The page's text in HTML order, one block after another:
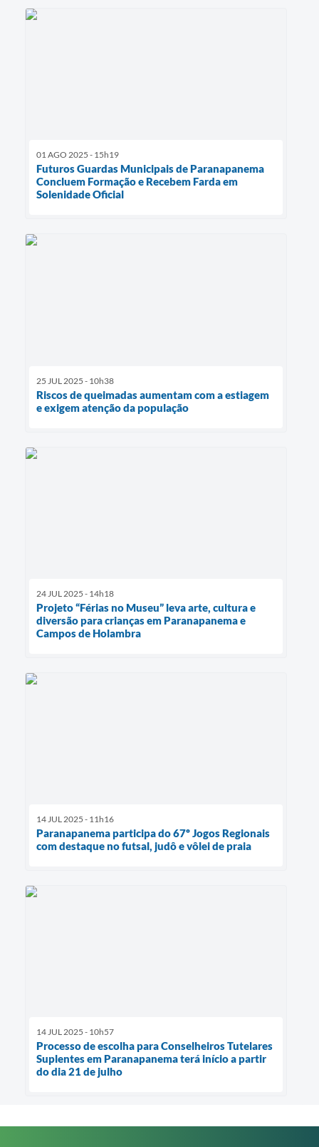
01 AGO 2025 - 15h19
Futuros Guardas Municipais de Paranapanema
Concluem Formação e Recebem Farda em
Solenidade Oficial
25 JUL 2025 - 10h38
Riscos de queimadas aumentam com a estiagem
e exigem atenção da população
24 JUL 2025 - 14h18
Projeto “Férias no Museu” leva arte, cultura e
diversão para crianças em Paranapanema e
Campos de Holambra
14 JUL 2025 - 11h16
Paranapanema participa do 67º Jogos Regionais
com destaque no futsal, judô e vôlei de praia
14 JUL 2025 - 10h57
Processo de escolha para Conselheiros Tutelares
Suplentes em Paranapanema terá início a partir
do dia 21 de julho